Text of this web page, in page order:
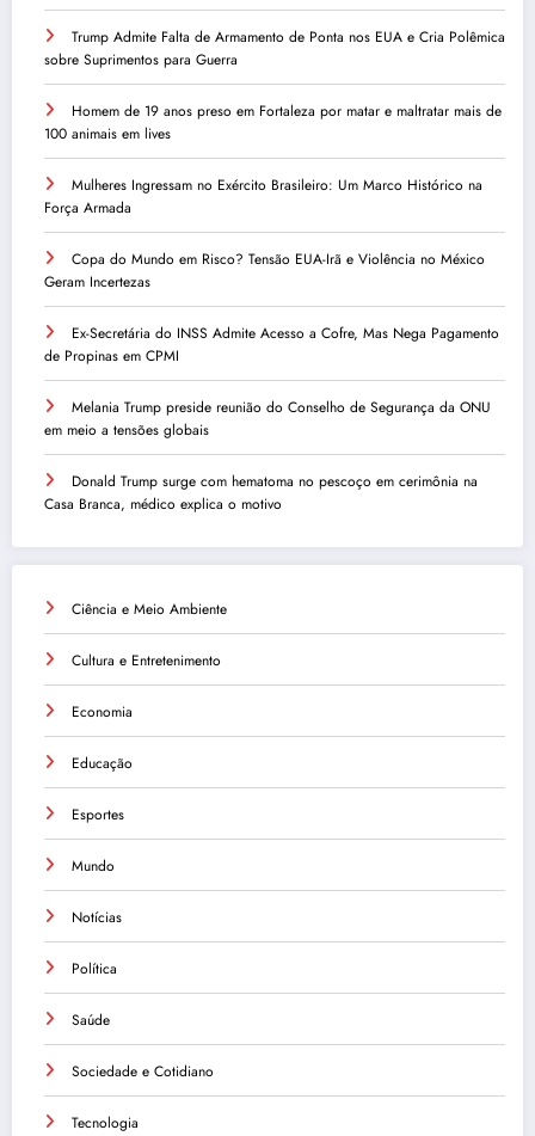
Trump Admite Falta de Armamento de Ponta nos EUA e Cria Polêmica
sobre Suprimentos para Guerra
Homem de 19 anos preso em Fortaleza por matar e maltratar mais de
100 animais em lives
Mulheres Ingressam no Exército Brasileiro: Um Marco Histórico na
Força Armada
Copa do Mundo em Risco? Tensão EUA-Irã e Violência no México
Geram Incertezas
Ex-Secretária do INSS Admite Acesso a Cofre, Mas Nega Pagamento
de Propinas em CPMI
Melania Trump preside reunião do Conselho de Segurança da ONU
em meio a tensões globais
Donald Trump surge com hematoma no pescoço em cerimônia na
Casa Branca, médico explica o motivo
Ciência e Meio Ambiente
Cultura e Entretenimento
Economia
Educação
Esportes
Mundo
Notícias
Política
Saúde
Sociedade e Cotidiano
Tecnologia